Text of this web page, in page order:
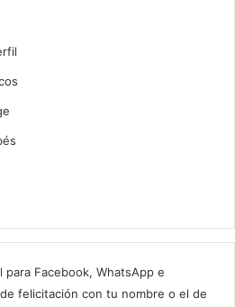
Facebook, WhatsApp e
felicitación con tu nombre o el de